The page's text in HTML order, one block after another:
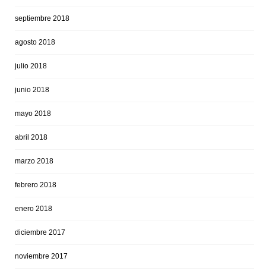
septiembre 2018
agosto 2018
julio 2018
junio 2018
mayo 2018
abril 2018
marzo 2018
febrero 2018
enero 2018
diciembre 2017
noviembre 2017